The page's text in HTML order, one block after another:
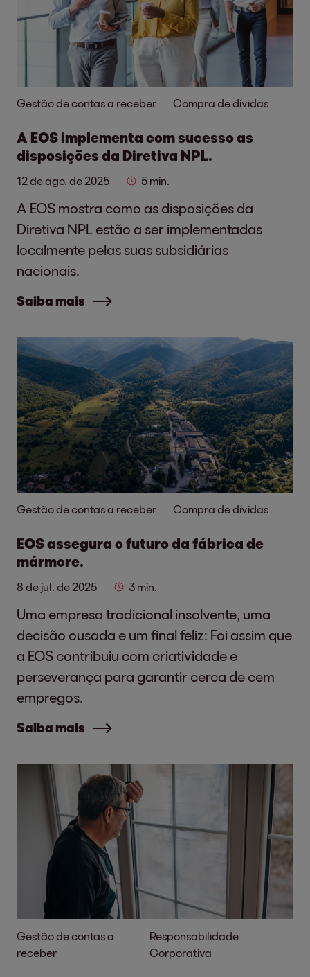
Gestão de contas a receber Compra de dívidas
A EOS implementa com sucesso as
disposições da Diretiva NPL.
12 de ago. de 2025 5 min.
A EOS mostra como as disposições da
Diretiva NPL estão a ser implementadas
localmente pelas suas subsidiárias
nacionais.
Saiba mais
Gestão de contas a receber Compra de dívidas
EOS assegura o futuro da fábrica de
mármore.
8 de jul. de 2025 3 min.
Uma empresa tradicional insolvente, uma
decisão ousada e um final feliz: Foi assim que
a EOS contribuiu com criatividade e
perseverança para garantir cerca de cem
empregos.
Saiba mais
Gestão de contas a
receber
Responsabilidade
Corporativa